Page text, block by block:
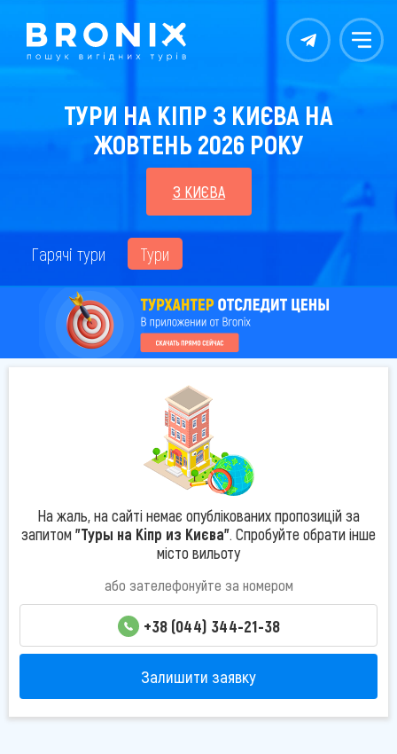
Контакты Меню
ТУРИ НА КІПР З КИЄВА НА
ЖОВТЕНЬ 2026 РОКУ
З КИЄВА
Гарячі тури Тури
На жаль, на сайті немає опублікованих пропозицій за
запитом "Туры на Кіпр из Києва". Спробуйте обрати інше
місто вильоту
або зателефонуйте за номером
+38 (044) 344-21-38
Залишити заявку